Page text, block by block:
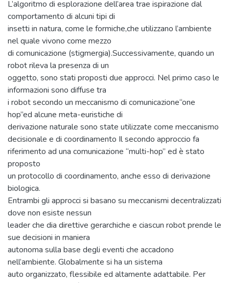
L’algoritmo di esplorazione dell’area trae ispirazione dal
comportamento di alcuni tipi di
insetti in natura, come le formiche,che utilizzano l’ambiente
nel quale vivono come mezzo
di comunicazione (stigmergia).Successivamente, quando un
robot rileva la presenza di un
oggetto, sono stati proposti due approcci. Nel primo caso le
informazioni sono diffuse tra
i robot secondo un meccanismo di comunicazione“one
hop”ed alcune meta-euristiche di
derivazione naturale sono state utilizzate come meccanismo
decisionale e di coordinamento Il secondo approccio fa
riferimento ad una comunicazione “multi-hop” ed è stato
proposto
un protocollo di coordinamento, anche esso di derivazione
biologica.
Entrambi gli approcci si basano su meccanismi decentralizzati
dove non esiste nessun
leader che dia direttive gerarchiche e ciascun robot prende le
sue decisioni in maniera
autonoma sulla base degli eventi che accadono
nell’ambiente. Globalmente si ha un sistema
auto organizzato, flessibile ed altamente adattabile. Per